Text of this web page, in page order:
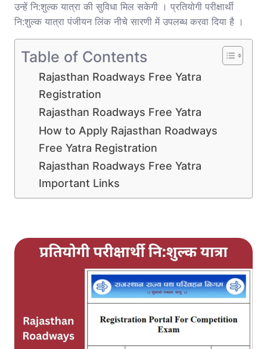
उन्हें नि:शुल्क यात्रा की सुविधा मिल सकेगी । प्रतियोगी परीक्षार्थी
नि:शुल्क यात्रा पंजीयन लिंक नीचे सारणी में उपलब्ध करवा दिया है ।
Table of Contents
Rajasthan Roadways Free Yatra
Registration
Rajasthan Roadways Free Yatra
How to Apply Rajasthan Roadways
Free Yatra Registration
Rajasthan Roadways Free Yatra
Important Links